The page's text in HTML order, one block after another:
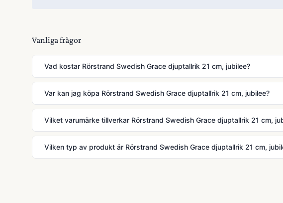
Vanliga frågor
Vad kostar Rörstrand Swedish Grace djuptallrik 21 cm, jubilee?
Var kan jag köpa Rörstrand Swedish Grace djuptallrik 21 cm, jubilee?
Vilket varumärke tillverkar Rörstrand Swedish Grace djuptallrik 21 cm,
Vilken typ av produkt är Rörstrand Swedish Grace djuptallrik 21 cm,